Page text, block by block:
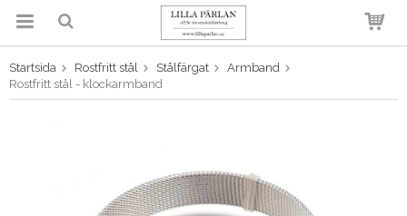
Produkten har blivit tillagd i
Startsida Rostfritt stål Stålfärgat
Armband
Rostfritt stål - klockarmband